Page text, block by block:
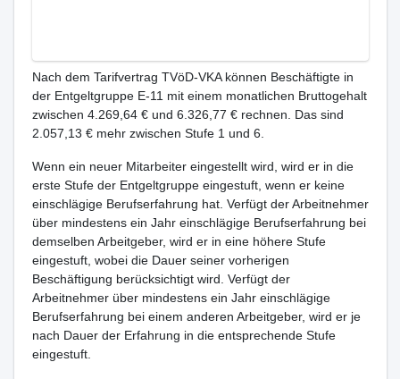
Nach dem Tarifvertrag TVöD-VKA können Beschäftigte in
der Entgeltgruppe E-11 mit einem monatlichen Bruttogehalt
zwischen 4.269,64 € und 6.326,77 € rechnen. Das sind
2.057,13 € mehr zwischen Stufe 1 und 6.
Wenn ein neuer Mitarbeiter eingestellt wird, wird er in die
erste Stufe der Entgeltgruppe eingestuft, wenn er keine
einschlägige Berufserfahrung hat. Verfügt der Arbeitnehmer
über mindestens ein Jahr einschlägige Berufserfahrung bei
demselben Arbeitgeber, wird er in eine höhere Stufe
eingestuft, wobei die Dauer seiner vorherigen
Beschäftigung berücksichtigt wird. Verfügt der
Arbeitnehmer über mindestens ein Jahr einschlägige
Berufserfahrung bei einem anderen Arbeitgeber, wird er je
nach Dauer der Erfahrung in die entsprechende Stufe
eingestuft.